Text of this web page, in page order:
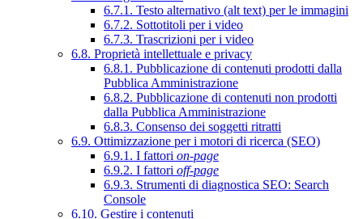
6.7.1. Testo alternativo (alt text) per le immagini
6.7.2. Sottotitoli per i video
6.7.3. Trascrizioni per i video
6.8. Proprietà intellettuale e privacy
6.8.1. Pubblicazione di contenuti prodotti dalla
Pubblica Amministrazione
6.8.2. Pubblicazione di contenuti non prodotti
dalla Pubblica Amministrazione
6.8.3. Consenso dei soggetti ritratti
6.9. Ottimizzazione per i motori di ricerca (SEO)
6.9.1. I fattori on-page
6.9.2. I fattori off-page
6.9.3. Strumenti di diagnostica SEO: Search
Console
6.10. Gestire i contenuti